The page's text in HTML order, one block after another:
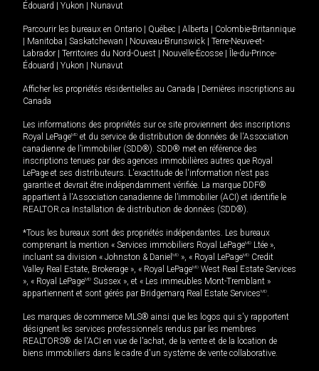
Édouard
Yukon Nunavut
Parcourir les bureaux en Ontario Québec Alberta
Colombie-Britannique
Manitoba Saskatchewan Nouveau-Brunswick
Terre-Neuve-et-
Labrador
Territoires du Nord-Ouest Nouvelle-Écosse
Île-du-Prince-
Édouard
Yukon Nunavut
Afficher les propriétés résidentielles au Canada
Dernières inscriptions au
Canada
Les informations des propriétés sur ce site proviennent des inscriptions
Royal LePageMD et du service de distribution de données de l'Association
canadienne de l’immobilier (SDD®). SDD® met en référence des
inscriptions tenues par des agences immobilières autres que Royal
LePage et ses distributeurs. L'exactitude de l'information n'est pas
garantie et devrait être indépendamment vérifiée. La marque DDF®
appartient à l'Association canadienne de l’immobilier (ACI) et identifie le
REALTOR.ca Installation de distribution de données (SDD®).
*Tous les bureaux sont des propriétés indépendantes. Les bureaux
comprenant la mention « Services immobiliers Royal LePageMD Ltée »,
incluant sa division « Johnston & Daniel MD », « Royal LePageMD Credit
Valley Real Estate, Brokerage », « Royal LePageMD West Real Estate Services
», « Royal LePageMD Sussex », et « Les immeubles Mont-Tremblant »
appartiennent et sont gérés par Bridgemarq Real Estate ServicesMD.
Les marques de commerce MLS® ainsi que les logos qui s'y rapportent
désignent les services professionnels rendus par les membres
REALTORS® de l'ACI en vue de l'achat, de la vente et de la location de
biens immobiliers dans le cadre d'un système de vente collaborative.